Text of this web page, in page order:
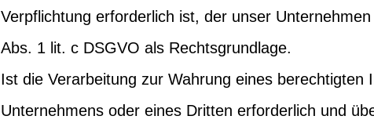
Verpflichtung erforderlich ist, der unser
Abs. 1 lit. c DSGVO als Rechtsgrundlage.
Ist die Verarbeitung zur Wahrung eines berechtigten
Unternehmens oder eines Dritten erforderlich und